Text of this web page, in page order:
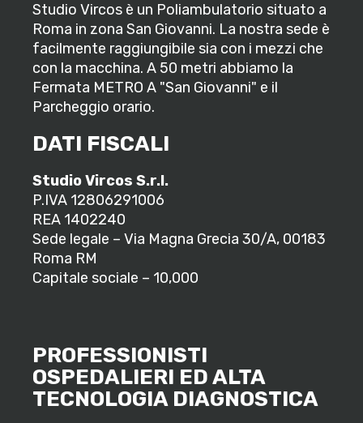
Studio Vircos è un Poliambulatorio situato a
Roma in zona San Giovanni. La nostra sede è
facilmente raggiungibile sia con i mezzi che
con la macchina. A 50 metri abbiamo la
Fermata METRO A "San Giovanni" e il
Parcheggio orario.
DATI FISCALI
Studio Vircos S.r.l.
P.IVA 12806291006
REA 1402240
Sede legale – Via Magna Grecia 30/A, 00183
Roma RM
Capitale sociale – 10,000
PROFESSIONISTI
OSPEDALIERI ED ALTA
TECNOLOGIA DIAGNOSTICA